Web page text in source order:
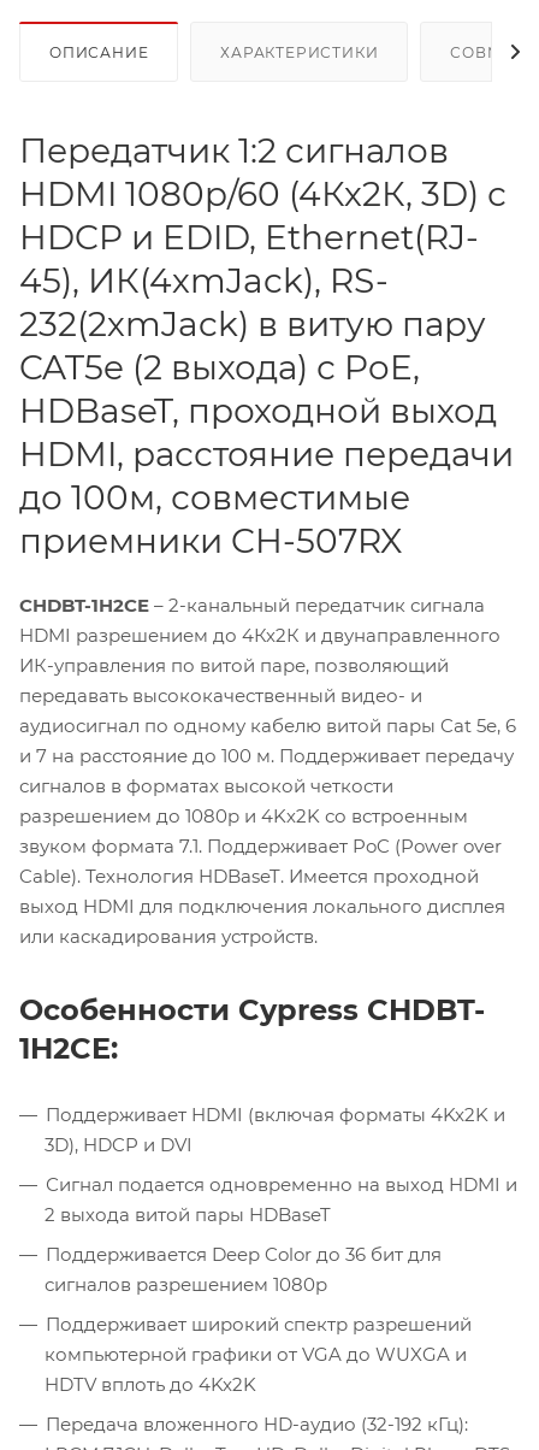
ОПИСАНИЕ ХАРАКТЕРИСТИКИ
Передатчик 1:2 сигналов
HDMI 1080p/60 (4Кх2К, 3D) с
HDCP и EDID, Ethernet(RJ-
45), ИК(4хmJack), RS-
232(2хmJack) в витую пару
CAT5e (2 выхода) с PoE,
HDBaseT, проходной выход
HDMI, расстояние передачи
до 100м, совместимые
приемники CH-507RX
CHDBT-1H2CE – 2-канальный передатчик сигнала
HDMI разрешением до 4Кх2К и двунаправленного
ИК-управления по витой паре, позволяющий
передавать высококачественный видео- и
аудиосигнал по одному кабелю витой пары Cat 5е, 6
и 7 на расстояние до 100 м. Поддерживает передачу
сигналов в форматах высокой четкости
разрешением до 1080p и 4Kх2K со встроенным
звуком формата 7.1. Поддерживает PoC (Power over
Cable). Технология HDBaseT. Имеется проходной
выход HDMI для подключения локального дисплея
или каскадирования устройств.
Особенности Cypress CHDBT-
1H2CE:
Поддерживает HDMI (включая форматы 4Kx2K и
3D), HDCP и DVI
Сигнал подается одновременно на выход HDMI и
2 выхода витой пары HDBaseT
Поддерживается Deep Color до 36 бит для
сигналов разрешением 1080p
Поддерживает широкий спектр разрешений
компьютерной графики от VGA до WUXGA и
HDTV вплоть до 4Kx2K
Передача вложенного HD-аудио (32-192 кГц):